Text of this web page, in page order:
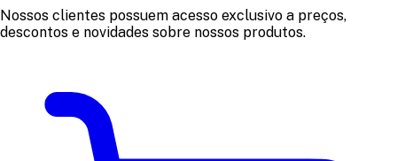
Nossos clientes possuem acesso exclusivo a preços,
descontos e novidades sobre nossos produtos.